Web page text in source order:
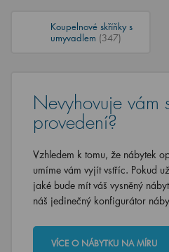
Koupelnové skříňky s
umyvadlem (347)
Nevyhovuje vám
provedení?
Vzhledem k tomu, že nábytek
umíme vám vyjít vstříc. Pokud
jaké bude mít váš vysněný
náš jedinečný konfigurátor
VÍCE O NÁBYTKU NA MÍRU